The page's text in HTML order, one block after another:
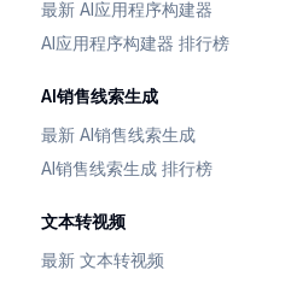
最新 AI应用程序构建器
AI应用程序构建器 排行榜
AI销售线索生成
最新 AI销售线索生成
AI销售线索生成 排行榜
文本转视频
最新 文本转视频